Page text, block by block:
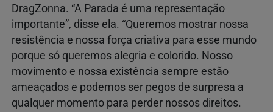
DragZonna. “A Parada é uma representação
importante”, disse ela. “Queremos mostrar nossa
resistência e nossa força criativa para esse mundo
porque só queremos alegria e colorido. Nosso
movimento e nossa existência sempre estão
ameaçados e podemos ser pegos de surpresa a
qualquer momento para perder nossos direitos.